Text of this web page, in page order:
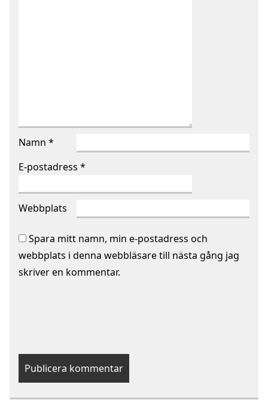
Namn *
E-postadress *
Webbplats
Spara mitt namn, min e-postadress och
webbplats i denna webbläsare till nästa gång jag
skriver en kommentar.